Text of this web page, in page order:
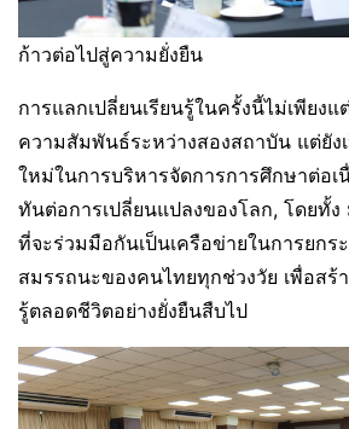
ก้าวต่อไปสู่ความยั่งยืน
การแลกเปลี่ยนเรียนรู้ในครั้งนี้ไม่เพียงแ
ความสัมพันธ์ระหว่างสองสถาบัน แต่ยัง
ใหม่ในการบริหารจัดการการศึกษาต่อเ
ทันต่อการเปลี่ยนแปลงของโลก, โดยทั้
ที่จะร่วมมือกันเป็นเครือข่ายในการยกร
สมรรถนะของคนไทยทุกช่วงวัย เพื่อสร้
รู้ตลอดชีวิตอย่างยั่งยืนสืบไป